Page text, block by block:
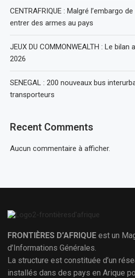
CENTRAFRIQUE : Malgré l’embargo
entrer des armes au pays
JEUX DU COMMONWEALTH : Le
2026
SENEGAL : 200 nouveaux bus
transporteurs
Recent Comments
Aucun commentaire à afficher.
FRONTIÈRES D’AFRIQUE est un
d’Informations Générales.
La structure est constituée d’un
installés dans des pays en Arique